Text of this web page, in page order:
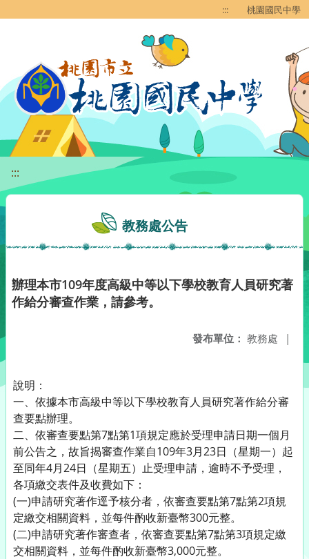
::: 桃園國民中學
:::
教務處公告
辦理本市109年度高級中等以下學校教育人員研究著
作給分審查作業，請參考。
發布單位： 教務處 |
說明：
一、依據本市高級中等以下學校教育人員研究著作給分審
查要點辦理。
二、依審查要點第7點第1項規定應於受理申請日期一個月
前公告之，故旨揭審查作業自109年3月23日（星期一）起
至同年4月24日（星期五）止受理申請，逾時不予受理，
各項繳交表件及收費如下：
(一)申請研究著作逕予核分者，依審查要點第7點第2項規
定繳交相關資料，並每件酌收新臺幣300元整。
(二)申請研究著作審查者，依審查要點第7點第3項規定繳
交相關資料，並每件酌收新臺幣3,000元整。